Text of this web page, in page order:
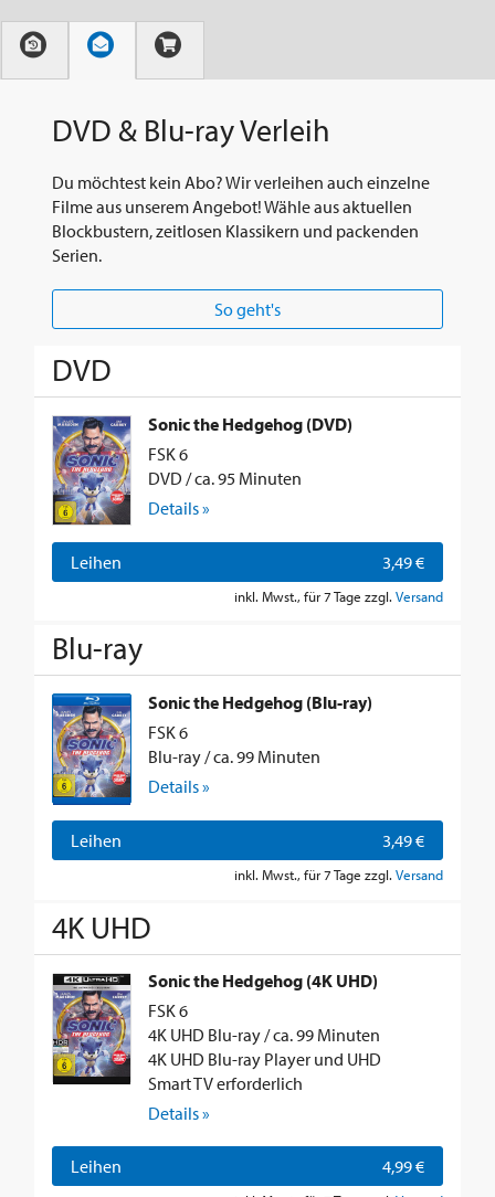
DVD & Blu-ray Verleih
Du möchtest kein Abo? Wir verleihen auch einzelne
Filme aus unserem Angebot! Wähle aus aktuellen
Blockbustern, zeitlosen Klassikern und packenden
Serien.
So geht's
DVD
Sonic the Hedgehog (DVD)
FSK 6
DVD / ca. 95 Minuten
Details »
Leihen 3,49 €
inkl. Mwst., für 7 Tage zzgl. Versand
Blu-ray
Sonic the Hedgehog (Blu-ray)
FSK 6
Blu-ray / ca. 99 Minuten
Details »
Leihen 3,49 €
inkl. Mwst., für 7 Tage zzgl. Versand
4K UHD
Sonic the Hedgehog (4K UHD)
FSK 6
4K UHD Blu-ray / ca. 99 Minuten
4K UHD Blu-ray Player und UHD
Smart TV erforderlich
Details »
Leihen 4,99 €